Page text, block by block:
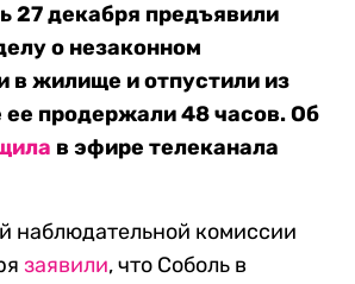
27 декабря предъявили
о незаконном
в жилище и отпустили из
ее продержали 48 часов. Об
в эфире телеканала
наблюдательной комиссии
заявили, что Соболь в